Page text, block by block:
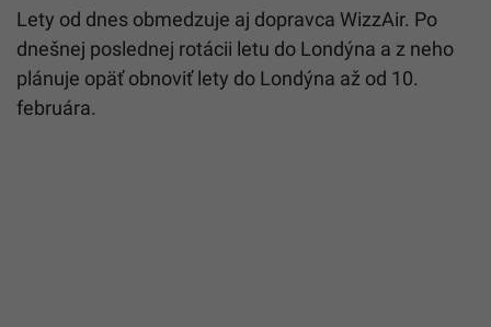
Lety od dnes obmedzuje aj dopravca WizzAir. Po
dnešnej poslednej rotácii letu do Londýna a z neho
plánuje opäť obnoviť lety do Londýna až od 10.
februára.